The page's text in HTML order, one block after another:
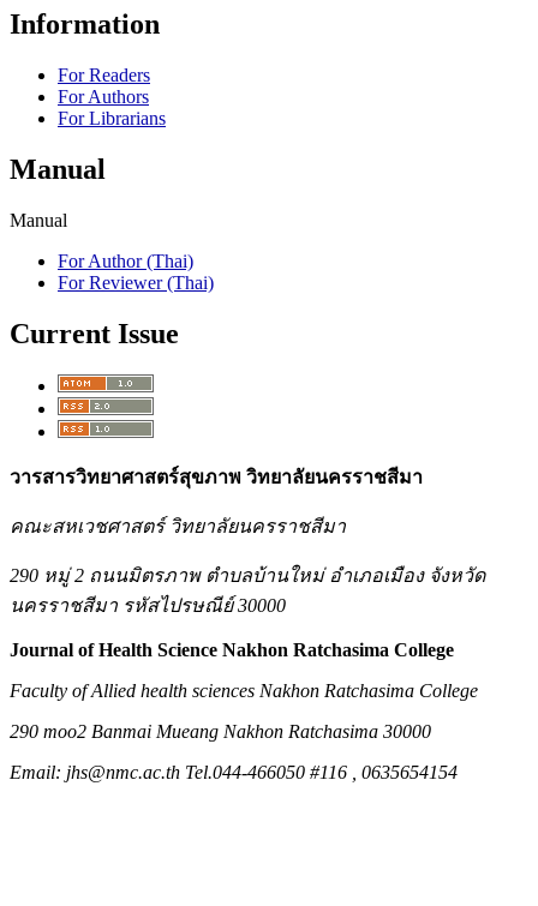
Information
For Readers
For Authors
For Librarians
Manual
Manual
For Author (Thai)
For Reviewer (Thai)
Current Issue
วารสารวิทยาศาสตร์สุขภาพ วิทยาลัยนครราชสีมา
คณะสหเวชศาสตร์ วิทยาลัยนครราชสีมา
290 หมู่ 2 ถนนมิตรภาพ ตำบลบ้านใหม่ อำเภอเมือง จังหวัด
นครราชสีมา รหัสไปรษณีย์ 30000
Journal of Health Science Nakhon Ratchasima College
Faculty of Allied health sciences Nakhon Ratchasima College
290 moo2 Banmai Mueang Nakhon Ratchasima 30000
Email: jhs@nmc.ac.th Tel.044-466050 #116 , 0635654154